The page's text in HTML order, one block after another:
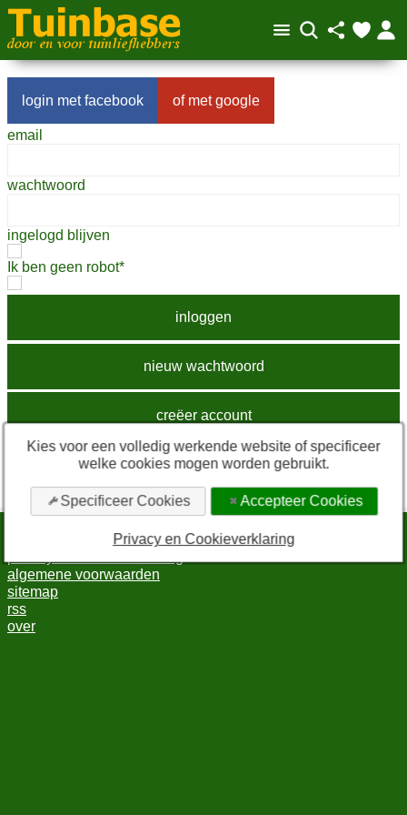
facebook google
email
wachtwoord
ingelogd blijven
Ik ben geen robot*
creëer account
* Vink deze checkbox aan om in te kunnen loggen.
Door in te loggen via sociale media gaat u akkoord met de
algemene voorwaardenen deprivacyverklaring.
bewerk cookie-instellingen
algemene voorwaarden
sitemap
rss
over
Kies voor een volledig werkende website of specificeer
welke cookies mogen worden gebruikt.
Specificeer Cookies Accepteer Cookies
Privacy en Cookieverklaring